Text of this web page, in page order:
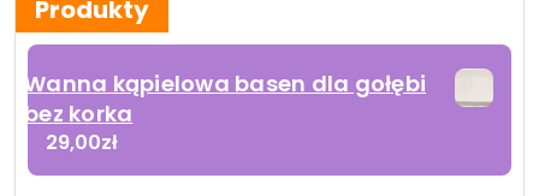
Produkty
Wanna kąpielowa basen dla gołębi
bez korka
29,00zł